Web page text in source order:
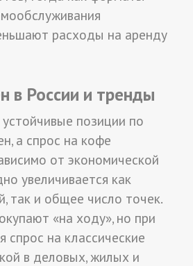
расходы на аренду
в России и тренды
позиции по
а спрос на кофе
от экономической
увеличивается как
так и общее число точек.
«на ходу», но при
спрос на классические
в деловых, жилых и